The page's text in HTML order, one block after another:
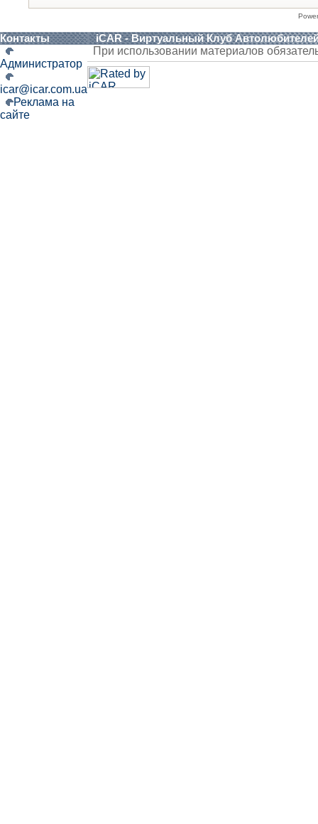
Контакты iCAR - Виртуальный Клуб
Администратор
icar@icar.com.ua
Реклама на
сайте
При использовании материалов